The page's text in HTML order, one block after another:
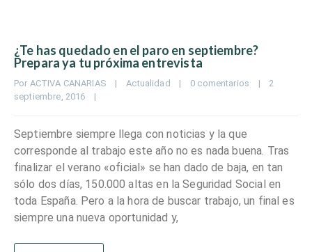
¿Te has quedado en el paro en septiembre?
Prepara ya tu próxima entrevista
Por ACTIVA CANARIAS | Actualidad | 0 comentarios |
2
septiembre, 2016 |
Septiembre siempre llega con noticias y la que
corresponde al trabajo este año no es nada buena. Tras
finalizar el verano «oficial» se han dado de baja, en tan
sólo dos días, 150.000 altas en la Seguridad Social en
toda España. Pero a la hora de buscar trabajo, un final es
siempre una nueva oportunidad y,